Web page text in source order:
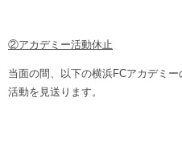
②アカデミー活動休止
当面の間、以下の横浜FCアカデミ
活動を見送ります。